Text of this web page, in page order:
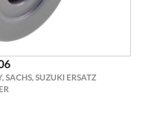
SUZUKI ERSATZ